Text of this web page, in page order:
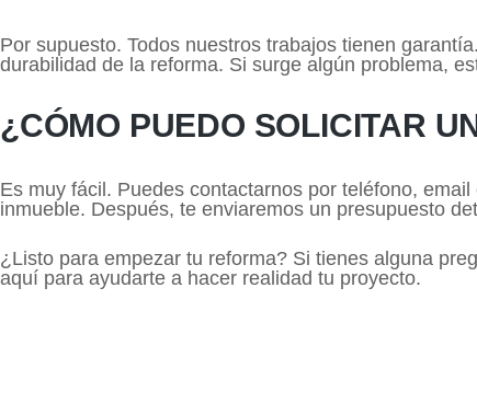
Por supuesto. Todos nuestros trabajos tienen
durabilidad de la reforma. Si surge algún problema,
¿CÓMO PUEDO SOLICITAR
Es muy fácil. Puedes contactarnos por teléfono,
inmueble. Después, te enviaremos un presupuesto
¿Listo para empezar tu reforma? Si tienes alguna
aquí para ayudarte a hacer realidad tu proyecto.